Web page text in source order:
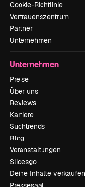
Cookie-Richtlinie
Vertrauenszentrum
Partner
Unternehmen
Unternehmen
Preise
Über uns
Reviews
Karriere
Suchtrends
Blog
Veranstaltungen
Slidesgo
Deine Inhalte verkaufen
Pressesaal